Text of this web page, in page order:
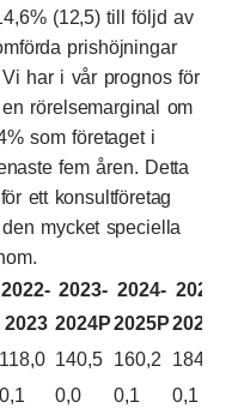
(12,5) till följd av
prishöjningar
har i vår prognos för
rörelsemarginal om
som företaget i
fem åren. Detta
ett konsultföretag
mycket speciella
2022-
2023
2023-
2024P
2024-
2025P
2025-
2026P
118,0 140,5 160,2
184,2
0,1 0,0 0,1
0,1